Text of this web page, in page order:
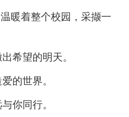
暖着整个校园，采撷一
希望的明天。
的世界。
你同行。